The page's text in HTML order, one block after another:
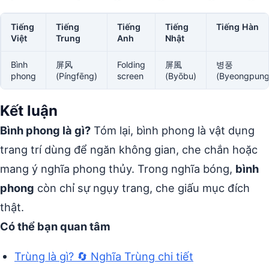
Tiếng
Việt
Tiếng
Trung
Tiếng
Anh
Tiếng
Nhật
Tiếng Hàn
Bình
phong
屏风
(Píngfēng)
Folding
screen
屏風
(Byōbu)
병풍
Kết luận
Bình phong là gì? Tóm lại, bình phong là vật dụng
trang trí dùng để ngăn không gian, che chắn hoặc
mang ý nghĩa phong thủy. Trong nghĩa bóng, bình
phong còn chỉ sự ngụy trang, che giấu mục đích
thật.
Có thể bạn quan tâm
Trùng là gì? 🔄 Nghĩa Trùng chi tiết